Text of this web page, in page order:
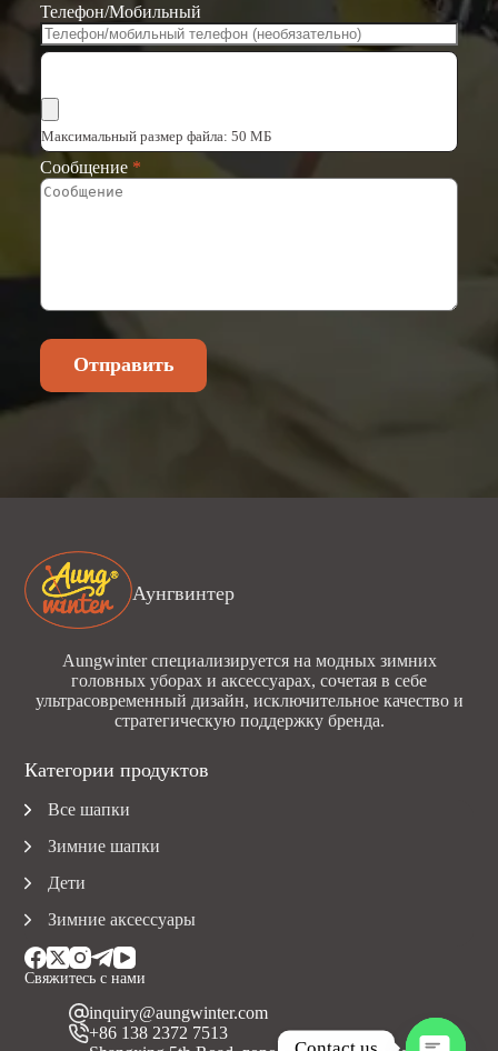
Телефон/Мобильный
Максимальный размер файла: 50 МБ
Сообщение *
Отправить
Аунгвинтер
Aungwinter специализируется на модных зимних
головных уборах и аксессуарах, сочетая в себе
ультрасовременный дизайн, исключительное качество и
стратегическую поддержку бренда.
Свяжитесь с нами
inquiry@aungwinter.com
+86 138 2372 7513
Категории продуктов
Все шапки
Зимние шапки
Дети
Зимние аксессуары